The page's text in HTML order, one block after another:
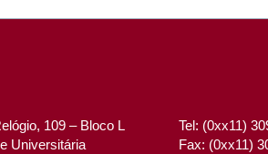
109 – Bloco L
Universitária
Tel: (0xx11)
Fax: (0xx11)